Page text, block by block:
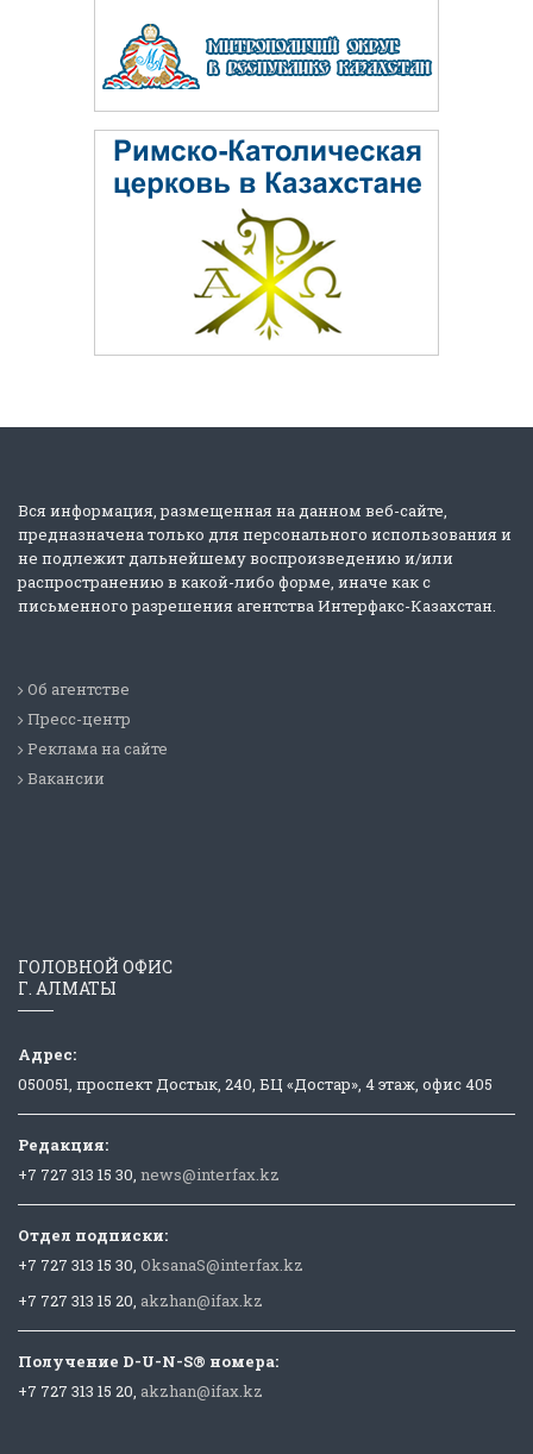
Вся информация, размещенная на данном веб-сайте,
предназначена только для персонального использования и
не подлежит дальнейшему воспроизведению и/или
распространению в какой-либо форме, иначе как с
письменного разрешения агентства Интерфакс-Казахстан.
Об агентстве
Пресс-центр
Реклама на сайте
Вакансии
ГОЛОВНОЙ ОФИС
Г. АЛМАТЫ
Адрес:
050051, проспект Достык, 240, БЦ «Достар», 4 этаж, офис 405
Редакция:
+7 727 313 15 30, news@interfax.kz
Отдел подписки:
+7 727 313 15 30, OksanaS@interfax.kz
+7 727 313 15 20, akzhan@ifax.kz
Получение D-U-N-S® номера:
+7 727 313 15 20, akzhan@ifax.kz